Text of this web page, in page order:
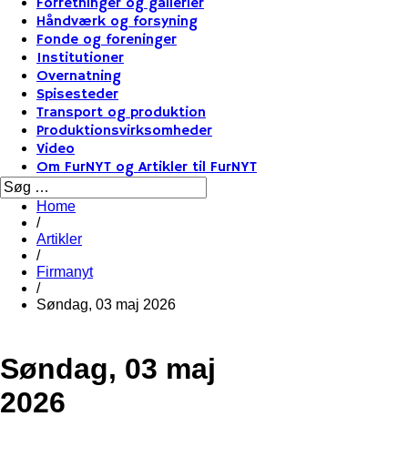
Forretninger og gallerier
Håndværk og forsyning
Fonde og foreninger
Institutioner
Overnatning
Spisesteder
Transport og produktion
Produktionsvirksomheder
Video
Om FurNYT og Artikler til FurNYT
Home
/
Artikler
/
Firmanyt
/
Søndag, 03 maj 2026
Søndag, 03 maj
2026